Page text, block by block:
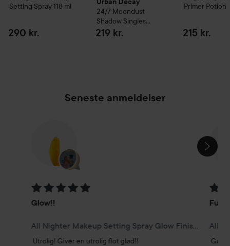
Setting Spray 118 ml
290 kr.
Urban Decay
24/7 Moondust
Shadow Singles
Glitter Eyeshadow
219 kr.
Primer Potion
215 kr.
Seneste anmeldelser
Bedømmelse: 5 ud af 5
Glow!!
All Nighter Makeup Setting Spray Glow Finish 118 ml
Utrolig! Giver en utrolig flot glød!!
All
Gør